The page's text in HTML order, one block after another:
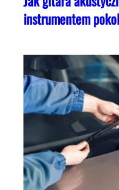
instrumentem